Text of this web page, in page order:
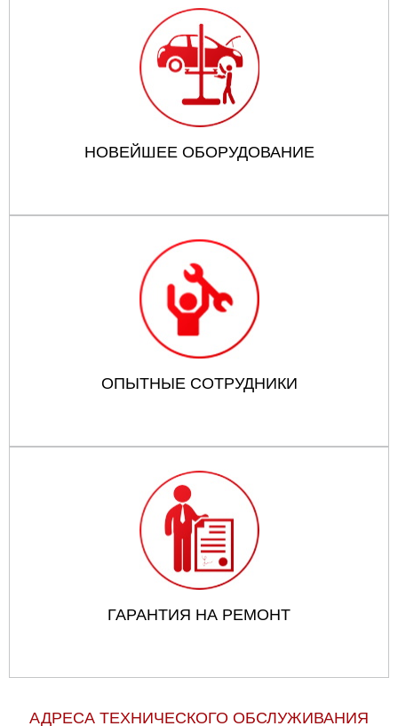
НОВЕЙШЕЕ ОБОРУДОВАНИЕ
ОПЫТНЫЕ СОТРУДНИКИ
ГАРАНТИЯ НА РЕМОНТ
АДРЕСА ТЕХНИЧЕСКОГО ОБСЛУЖИВАНИЯ